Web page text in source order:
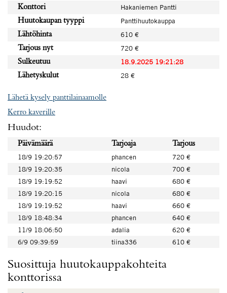
Konttori
Hakaniemen Pantti
Huutokaupan tyyppi
Panttihuutokauppa
Lähtöhinta
610 €
Tarjous nyt
720 €
Sulkeutuu
18.9.2025 19:21:28
Lähetyskulut
28 €
Lähetä kysely panttilainaamolle
Kerro kaverille
Huudot:
Päivämäärä Tarjoaja
Tarjous
18/9 19:20:57
phancen
720 €
18/9 19:20:35
nicola
700 €
18/9 19:19:52
haavi
680 €
18/9 19:20:15
nicola
680 €
18/9 19:19:52
haavi
660 €
18/9 18:48:34
phancen
640 €
11/9 18:06:50
adalia
620 €
6/9 09:39:59
tiina336 610 €
Suosittuja huutokauppakohteita
konttorissa